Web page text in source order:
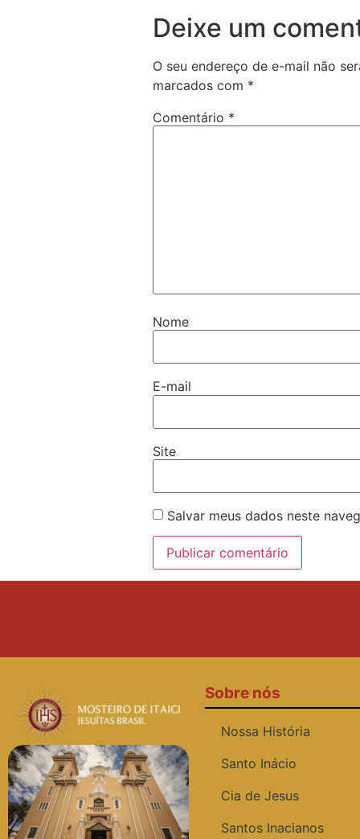
Deixe um
O seu endereço de e-mail não
marcados com *
Comentário *
Nome
E-mail
Site
Salvar meus dados neste
Sobre nós
Nossa História
Santo Inácio
Cia de Jesus
Santos Inacianos